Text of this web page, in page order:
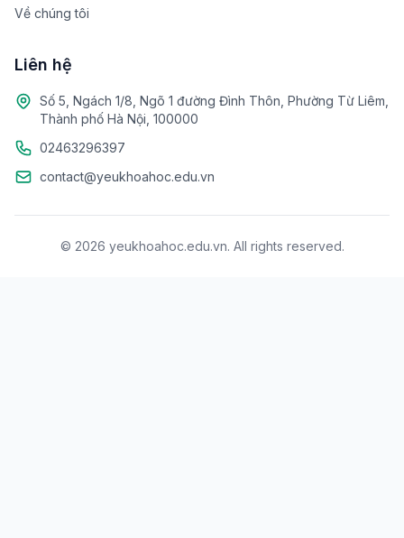
Về chúng tôi
Liên hệ
Số 5, Ngách 1/8, Ngõ 1 đường Đình Thôn, Phường Từ Liêm,
Thành phố Hà Nội, 100000
02463296397
contact@yeukhoahoc.edu.vn
© 2026 yeukhoahoc.edu.vn. All rights reserved.